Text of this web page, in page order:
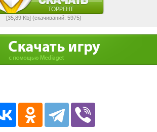
[35,89 Kb] (cкачиваний: 5975)